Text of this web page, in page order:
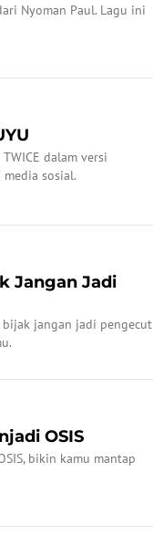
Nyoman Paul. Lagu ini
dalam versi
sosial.
Jangan Jadi
jangan jadi pengecut
OSIS
bikin kamu mantap